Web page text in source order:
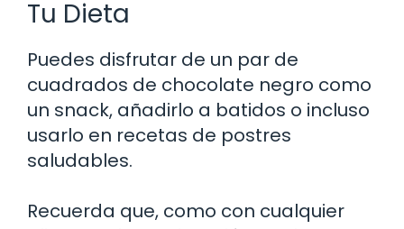
Tu Dieta
Puedes disfrutar de un par de
cuadrados de chocolate negro como
un snack, añadirlo a batidos o incluso
usarlo en recetas de postres
saludables.
Recuerda que, como con cualquier